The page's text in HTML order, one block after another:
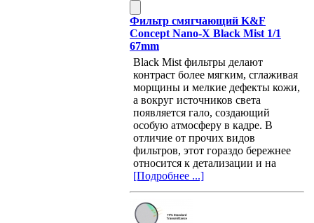
Фильтр смягчающий K&F
Concept Nano-X Black Mist 1/1
67mm
Black Mist фильтры делают
контраст более мягким, сглаживая
морщины и мелкие дефекты кожи,
а вокруг источников света
появляется гало, создающий
особую атмосферу в кадре. В
отличие от прочих видов
фильтров, этот гораздо бережнее
относится к детализации и на
[Подробнее ...]